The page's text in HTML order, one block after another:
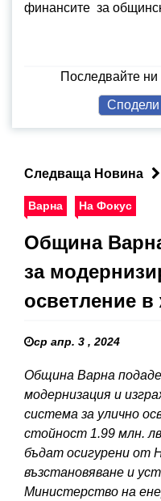
финансите за
Последвайте ни
Сподели
Следваща Новина
Варна На Фокус
Община
за
осветление в
ср апр. 3 , 2024
Община Варна
модернизация и
система за улично
стойност 1.99 млн.
бъдат осигурени от
възстановяване и
Министерство на